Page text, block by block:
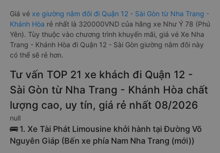
Giá vé xe giường nằm đôi đi Quận 12 - Sài Gòn từ Nha Trang -
Khánh Hòa rẻ nhất là 320000VND của hãng xe Như Ý 78 (Phú
Yên). Tùy thuộc vào chương trình khuyến mãi, giá vé Xe Nha
Trang - Khánh Hòa đi Quận 12 - Sài Gòn giường nằm đôi này
có thể sẽ rẻ hơn.
Tư vấn TOP 21 xe khách đi Quận 12 -
Sài Gòn từ Nha Trang - Khánh Hòa chất
lượng cao, uy tín, giá rẻ nhất 08/2026
null
🚌 1. Xe Tài Phát Limousine khởi hành tại Đường Võ
Nguyên Giáp (Bến xe phía Nam Nha Trang (mới))